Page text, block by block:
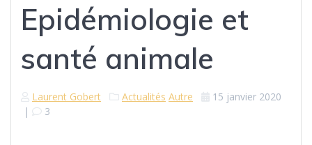
Epidémiologie et
santé animale
Laurent Gobert Actualités Autre
15 janvier 2020
|
3